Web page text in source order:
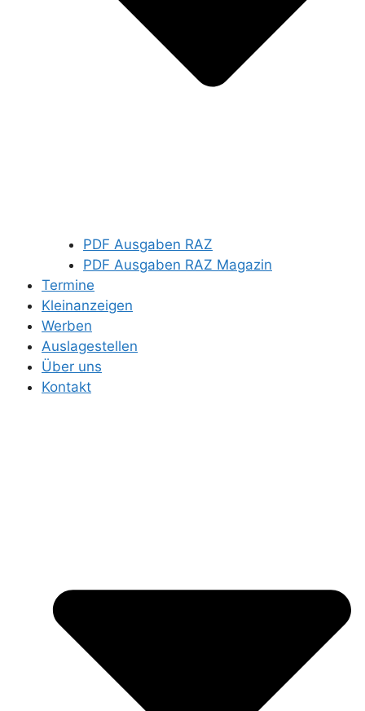
PDF Ausgaben RAZ
PDF Ausgaben RAZ Magazin
Termine
Kleinanzeigen
Werben
Auslagestellen
Über uns
Kontakt